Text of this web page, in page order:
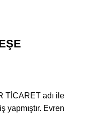
TİCARET adı ile
yapmıştır. Evren